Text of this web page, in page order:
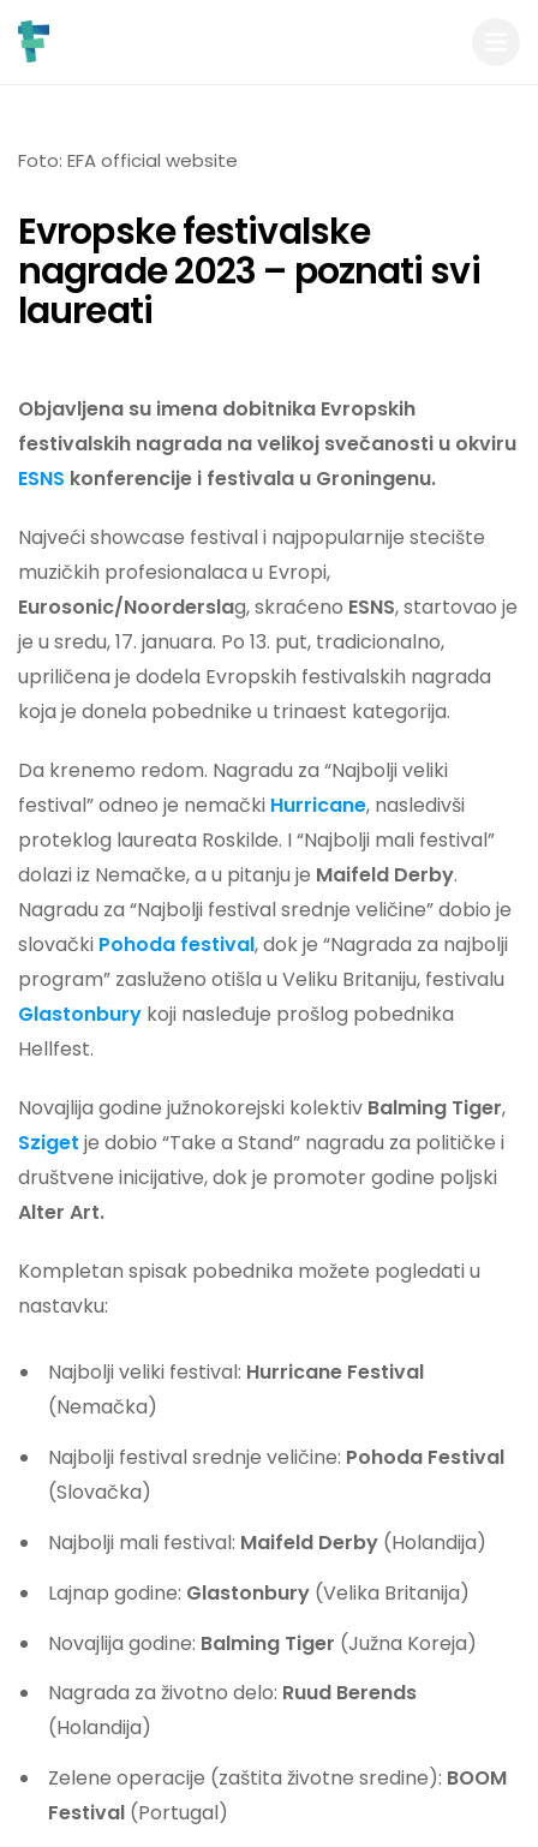
Foto: EFA official website
Evropske festivalske
nagrade 2023 – poznati svi
laureati
Objavljena su imena dobitnika Evropskih
festivalskih nagrada na velikoj svečanosti u okviru
ESNS konferencije i festivala u Groningenu.
Najveći showcase festival i najpopularnije stecište
muzičkih profesionalaca u Evropi,
Eurosonic/Noorderslag, skraćeno ESNS, startovao je
je u sredu, 17. januara. Po 13. put, tradicionalno,
upriličena je dodela Evropskih festivalskih nagrada
koja je donela pobednike u trinaest kategorija.
Da krenemo redom. Nagradu za “Najbolji veliki
festival” odneo je nemački Hurricane, nasledivši
proteklog laureata Roskilde. I “Najbolji mali festival”
dolazi iz Nemačke, a u pitanju je Maifeld Derby.
Nagradu za “Najbolji festival srednje veličine” dobio je
slovački Pohoda festival, dok je “Nagrada za najbolji
program” zasluženo otišla u Veliku Britaniju, festivalu
Glastonbury koji nasleđuje prošlog pobednika
Hellfest.
Novajlija godine južnokorejski kolektiv Balming Tiger,
Sziget je dobio “Take a Stand” nagradu za političke i
društvene inicijative, dok je promoter godine poljski
Alter Art.
Kompletan spisak pobednika možete pogledati u
nastavku:
Najbolji veliki festival: Hurricane Festival
(Nemačka)
Najbolji festival srednje veličine: Pohoda Festival
(Slovačka)
Najbolji mali festival: Maifeld Derby (Holandija)
Lajnap godine: Glastonbury (Velika Britanija)
Novajlija godine: Balming Tiger (Južna Koreja)
Nagrada za životno delo: Ruud Berends
(Holandija)
Zelene operacije (zaštita životne sredine): BOOM
Festival (Portugal)